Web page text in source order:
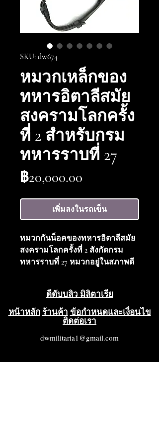
SKU: dw674
หมวกเหล็กของ
ทหารอิตาลีสมัย
สงครามโลกครั้ง
ที่ 2 สำหรับกรม
ทหารราบที่ 27
฿20,000.00
เพิ่มลงในรถเข็น
หมวกกันน็อคของทหารอิตาลีสมัย
สงครามโลกครั้งที่ 2 สังกัดกรม
ทหารราบที่ 27 หมวกอยู่ในสภาพดี
ข่วนเล็กน้อย แต่โดยรวมแล้วอยู่ใน
สภาพดีเยี่ยม ซับในและสายรัดคาง
ยังคงนุ่มและอยู่ในสภาพดีโดยรวม
เป็นหมวกที่สวยงามมาก อยู่ใน
ดีดับบลิว มิลิตาเรีย
หน้าหลัก ร้านค้า ข้อกำหนดและเงื่อนไข
ติดต่อเรา
dwmilitaria1@gmail.com